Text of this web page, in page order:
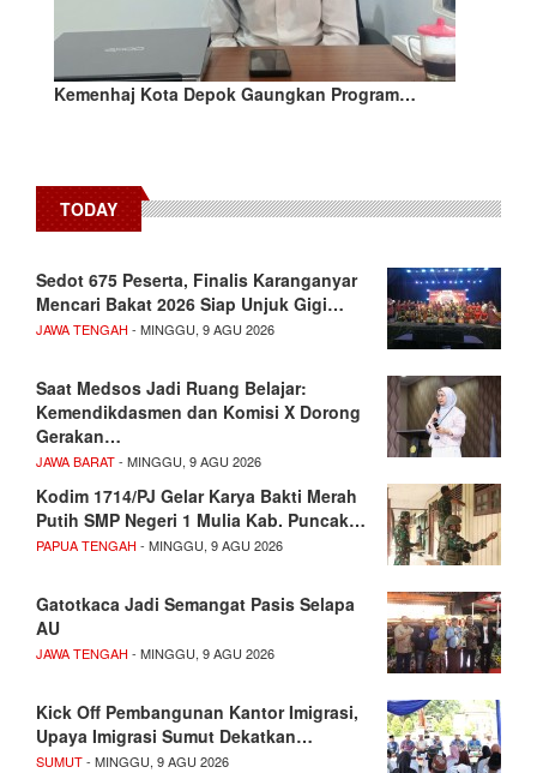
Kemenhaj Kota Depok Gaungkan Program…
TODAY
Sedot 675 Peserta, Finalis Karanganyar
Mencari Bakat 2026 Siap Unjuk Gigi…
JAWA TENGAH - MINGGU, 9 AGU 2026
Saat Medsos Jadi Ruang Belajar:
Kemendikdasmen dan Komisi X Dorong
Gerakan…
JAWA BARAT- MINGGU, 9 AGU 2026
Kodim 1714/PJ Gelar Karya Bakti Merah
Putih SMP Negeri 1 Mulia Kab. Puncak…
PAPUA TENGAH - MINGGU, 9 AGU 2026
Gatotkaca Jadi Semangat Pasis Selapa
AU
JAWA TENGAH - MINGGU, 9 AGU 2026
Kick Off Pembangunan Kantor Imigrasi,
Upaya Imigrasi Sumut Dekatkan…
SUMUT- MINGGU, 9 AGU 2026